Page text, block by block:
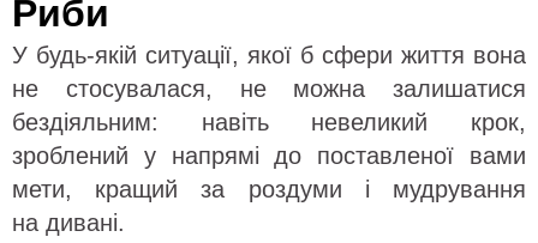
Риби
У будь-якій ситуації, якої б сфери життя вона
не стосувалася, не можна залишатися
бездіяльним: навіть невеликий крок,
зроблений у напрямі до поставленої вами
мети, кращий за роздуми і мудрування
на дивані.